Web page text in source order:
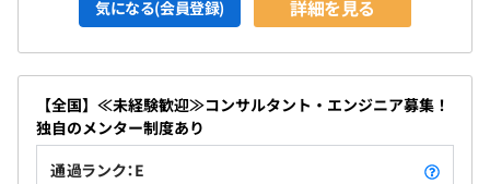
気になる(会員登録) 詳細を見る
【全国】≪未経験歓迎≫コンサルタント・エンジニア募集！
独自のメンター制度あり
通過ランク：E